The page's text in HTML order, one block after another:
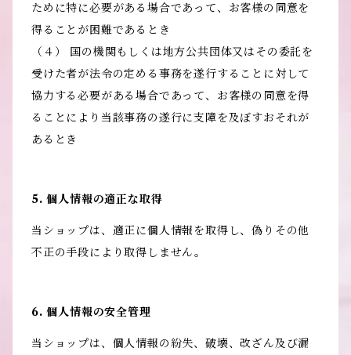
ために特に必要がある場合であって、お客様の同意を
得ることが困難であるとき
（４） 国の機関もしくは地方公共団体又はその委託を
受けた者が法令の定める事務を遂行することに対して
協力する必要がある場合であって、お客様の同意を得
ることにより当該事務の遂行に支障を及ぼすおそれが
あるとき
5. 個人情報の適正な取得
当ショップは、適正に個人情報を取得し、偽りその他
不正の手段により取得しません。
6. 個人情報の安全管理
当ショップは、個人情報の紛失、破壊、改ざん及び漏